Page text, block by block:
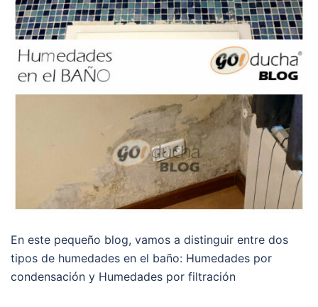
En este pequeño blog, vamos a distinguir entre dos
tipos de humedades en el baño: Humedades por
condensación y Humedades por filtración